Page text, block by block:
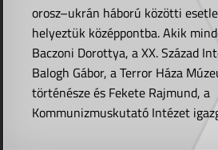
orosz–ukrán háború közötti
helyeztük középpontba. Akik
Baczoni Dorottya, a XX. Század
Balogh Gábor, a Terror Háza
történésze és Fekete Rajmund, a
Kommunizmuskutató Intézet